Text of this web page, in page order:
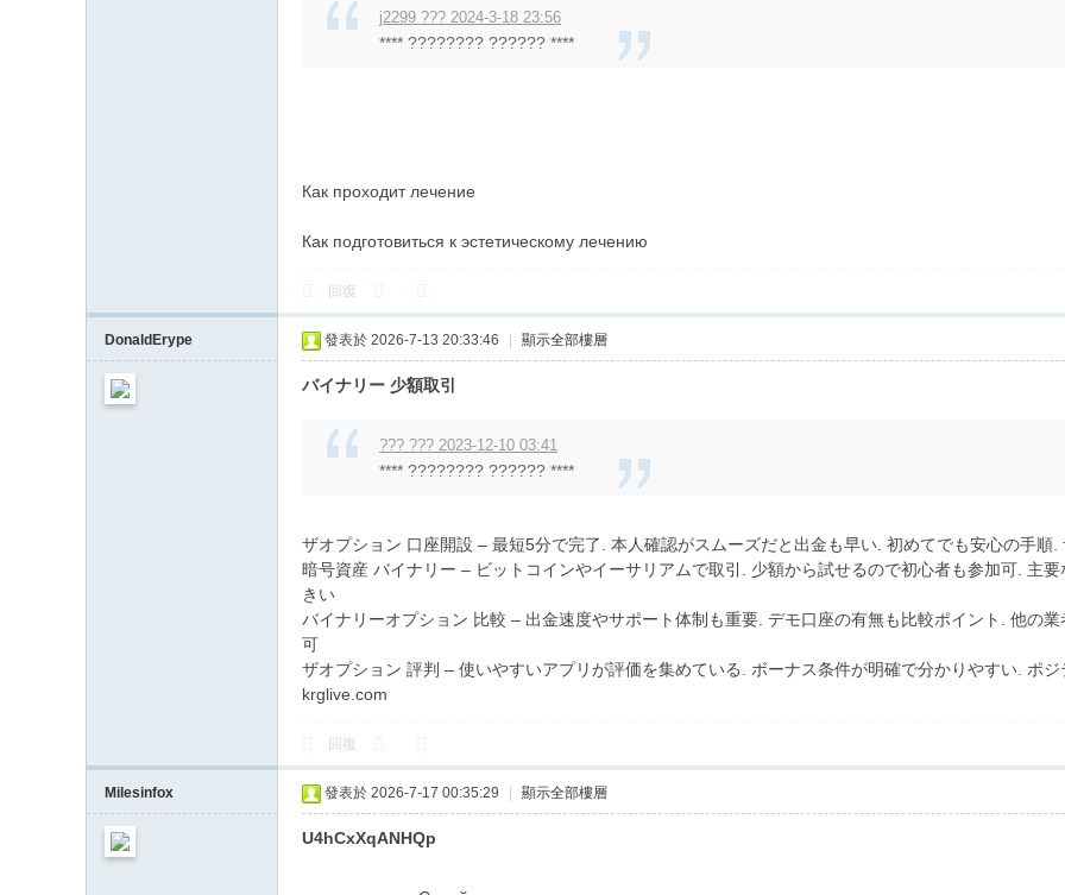
j2299 ??? 2024-3-18 23:56
**** ???????? ?????? ****
Как проходит лечение
Как подготовиться к эстетическому лечению
回復
DonaldErype 發表於 2026-7-13 20:33:46 顯示全部樓層
バイナリー 少額取引
??? ??? 2023-12-10 03:41
**** ???????? ?????? ****
ザオプション 口座開設 – 最短5分で完了. 本人確認がスムーズだと出金も早い. 初めてでも安心の手順
暗号資産 バイナリー – ビットコインやイーサリアムで取引. 少額から試せるので初心者も参加可. 主
きい
バイナリーオプション 比較 – 出金速度やサポート体制も重要. デモ口座の有無も比較ポイント. 他の
可
ザオプション 評判 – 使いやすいアプリが評価を集めている. ボーナス条件が明確で分かりやすい. ポ
krglive.com
回復
Milesinfox 發表於 2026-7-17 00:35:29 顯示全部樓層
U4hCxXqANHQp